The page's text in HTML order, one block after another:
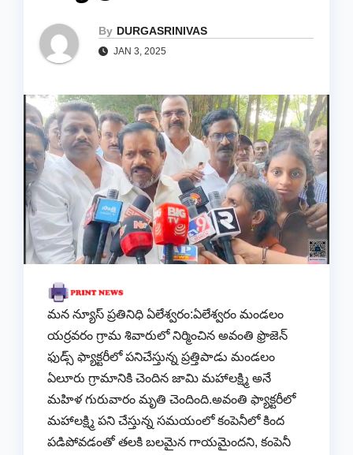
By DURGASRINIVAS
JAN 3, 2025
మన న్యూస్ ప్రతినిధి ఏలేశ్వరం:ఏలేశ్వరం మండలం
యర్రవరం గ్రామ శివారులో నిర్మించిన అవంతి ఫ్రొజెన్
ఫుడ్స్ ఫ్యాక్టరీలో పనిచేస్తున్న ప్రత్తిపాడు మండలం
ఏలూరు గ్రామానికి చెందిన జామి మహాలక్ష్మి అనే
మహిళ గురువారం మృతి చెందింది.అవంతి ఫ్యాక్టరీలో
మహాలక్ష్మి పని చేస్తున్న సమయంలో కంపెనీలో కింద
పడిపోవడంతో తలకి బలమైన గాయమైందని, కంపెనీ